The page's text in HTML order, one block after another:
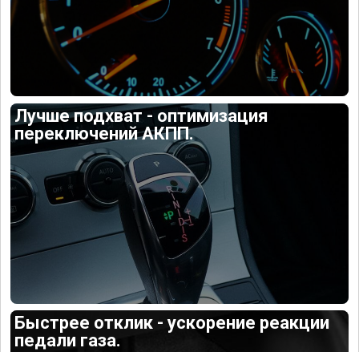
Лучше подхват - оптимизация
переключений АКПП.
Быстрее отклик - ускорение реакции
педали газа.